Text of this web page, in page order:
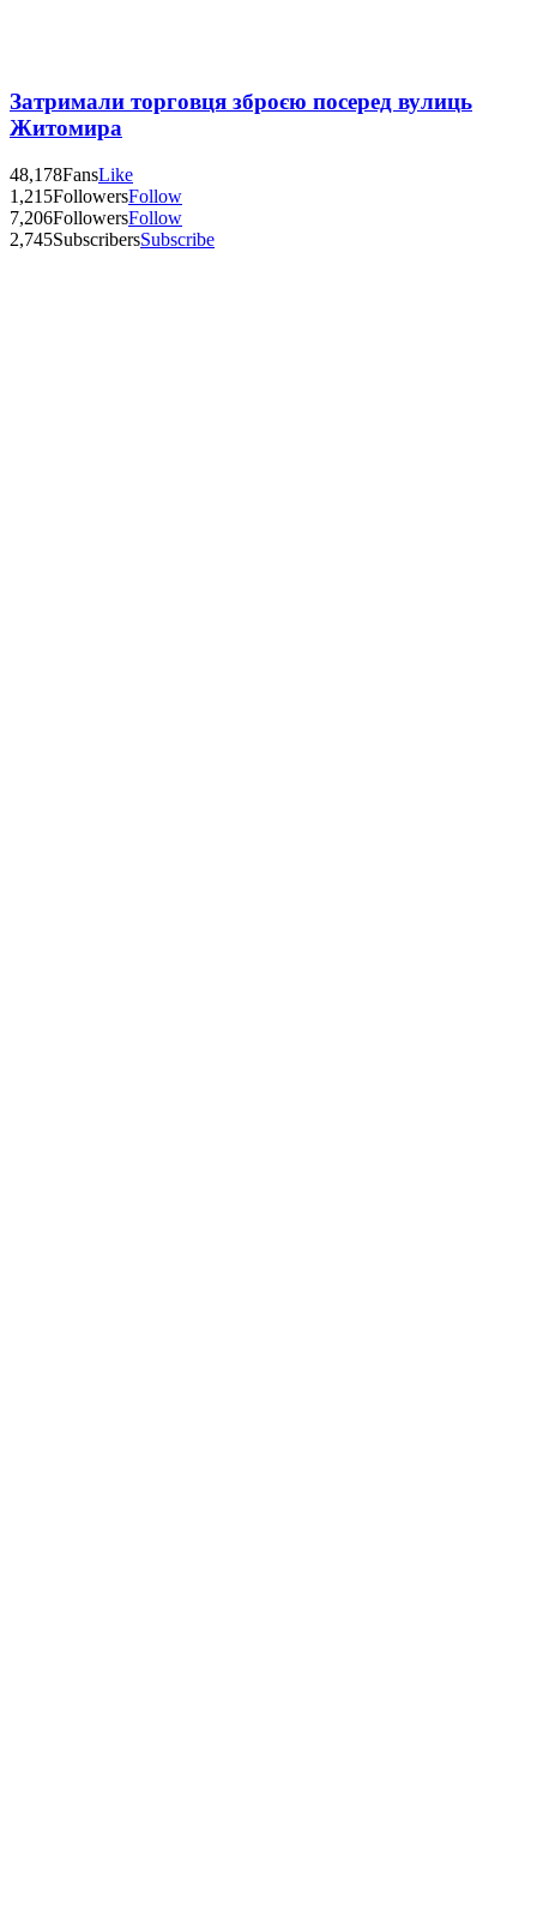
Затримали торговця зброєю посеред вулиць
Житомира
48,178FansLike
1,215FollowersFollow
7,206FollowersFollow
2,745SubscribersSubscribe